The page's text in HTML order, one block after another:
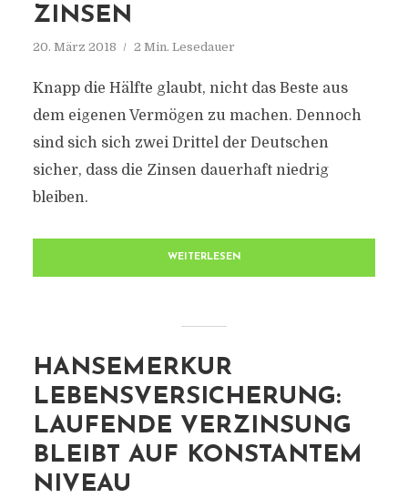
ZINSEN
20. März 2018 2 Min. Lesedauer
Knapp die Hälfte glaubt, nicht das Beste aus
dem eigenen Vermögen zu machen. Dennoch
sind sich sich zwei Drittel der Deutschen
sicher, dass die Zinsen dauerhaft niedrig
bleiben.
WEITERLESEN
HANSEMERKUR
LEBENSVERSICHERUNG:
LAUFENDE VERZINSUNG
BLEIBT AUF KONSTANTEM
NIVEAU